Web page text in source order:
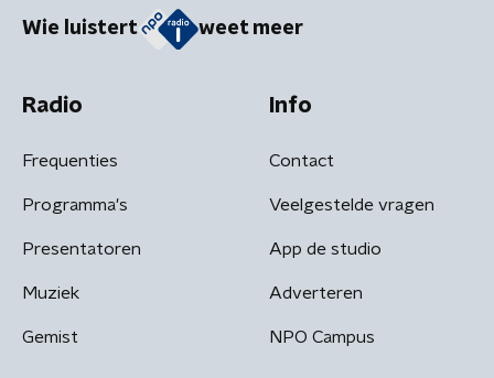
Wie luistert weet meer
Radio
Frequenties
Programma's
Presentatoren
Muziek
Gemist
Info
Contact
Veelgestelde vragen
App de studio
Adverteren
NPO Campus